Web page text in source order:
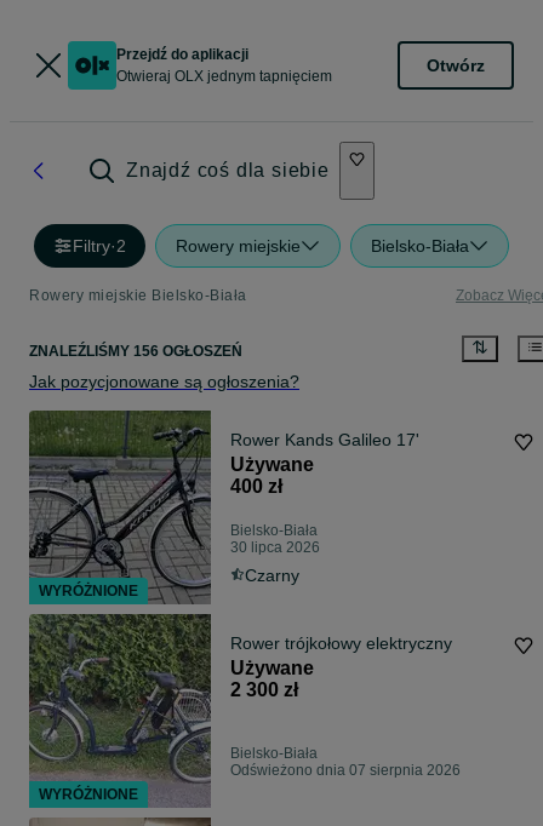
Przejdź do aplikacji
Otwieraj OLX jednym tapnięciem
Otwórz
Znajdź coś dla siebie
Filtry·2 Rowery miejskie Bielsko-Biała
Rowery miejskie Bielsko-Biała Zobacz
ZNALEŹLIŚMY 156 OGŁOSZEŃ
Jak pozycjonowane są ogłoszenia?
Rower Kands Galileo 17'
Używane
400 zł
Bielsko-Biała
30 lipca 2026
Czarny
Rower trójkołowy elektryczny
Używane
2 300 zł
Bielsko-Biała
Odświeżono dnia 07 sierpnia 2026
WYRÓŻNIONE
WYRÓŻNIONE